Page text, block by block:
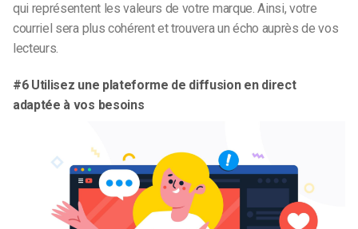
qui représentent les valeurs de votre marque. Ainsi, votre
courriel sera plus cohérent et trouvera un écho auprès de vos
lecteurs.
#6 Utilisez une plateforme de diffusion en direct
adaptée à vos besoins